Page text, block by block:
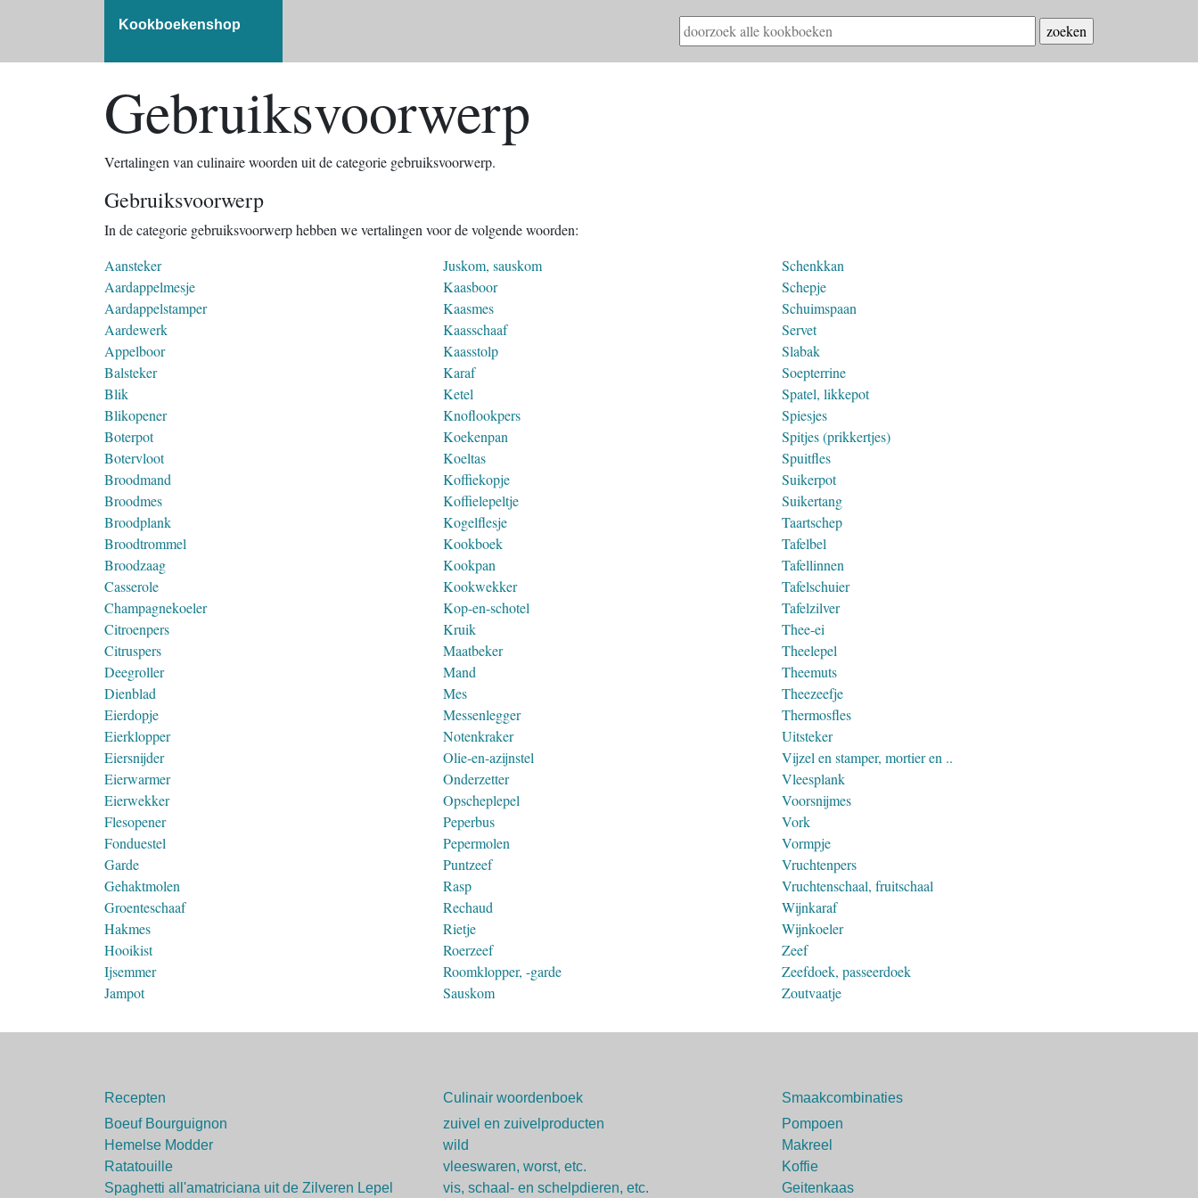
Kookboekenshop
Gebruiksvoorwerp
Vertalingen van culinaire woorden uit de categorie gebruiksvoorwerp.
Gebruiksvoorwerp
In de categorie gebruiksvoorwerp hebben we vertalingen voor de volgende woorden:
Aansteker
Aardappelmesje
Aardappelstamper
Aardewerk
Appelboor
Balsteker
Blik
Blikopener
Boterpot
Botervloot
Broodmand
Broodmes
Broodplank
Broodtrommel
Broodzaag
Casserole
Champagnekoeler
Citroenpers
Citruspers
Deegroller
Dienblad
Eierdopje
Eierklopper
Eiersnijder
Eierwarmer
Eierwekker
Flesopener
Fonduestel
Garde
Gehaktmolen
Groenteschaaf
Hakmes
Hooikist
Ijsemmer
Jampot
Juskom, sauskom
Kaasboor
Kaasmes
Kaasschaaf
Kaasstolp
Karaf
Ketel
Knoflookpers
Koekenpan
Koeltas
Koffiekopje
Koffielepeltje
Kogelflesje
Kookboek
Kookpan
Kookwekker
Kop-en-schotel
Kruik
Maatbeker
Mand
Mes
Messenlegger
Notenkraker
Olie-en-azijnstel
Onderzetter
Opscheplepel
Peperbus
Pepermolen
Puntzeef
Rasp
Rechaud
Rietje
Roerzeef
Roomklopper, -garde
Sauskom
Schenkkan
Schepje
Schuimspaan
Servet
Slabak
Soepterrine
Spatel, likkepot
Spiesjes
Spitjes (prikkertjes)
Spuitfles
Suikerpot
Suikertang
Taartschep
Tafelbel
Tafellinnen
Tafelschuier
Tafelzilver
Thee-ei
Theelepel
Theemuts
Theezeefje
Thermosfles
Uitsteker
Vijzel en stamper, mortier en ..
Vleesplank
Voorsnijmes
Vork
Vormpje
Vruchtenpers
Vruchtenschaal, fruitschaal
Wijnkaraf
Wijnkoeler
Zeef
Zeefdoek, passeerdoek
Zoutvaatje
Recepten
Boeuf Bourguignon
Hemelse Modder
Ratatouille
Spaghetti all'amatriciana uit de Zilveren Lepel
Culinair woordenboek
zuivel en zuivelproducten
wild
vleeswaren, worst, etc.
vis, schaal- en schelpdieren, etc.
Smaakcombinaties
Pompoen
Makreel
Koffie
Geitenkaas